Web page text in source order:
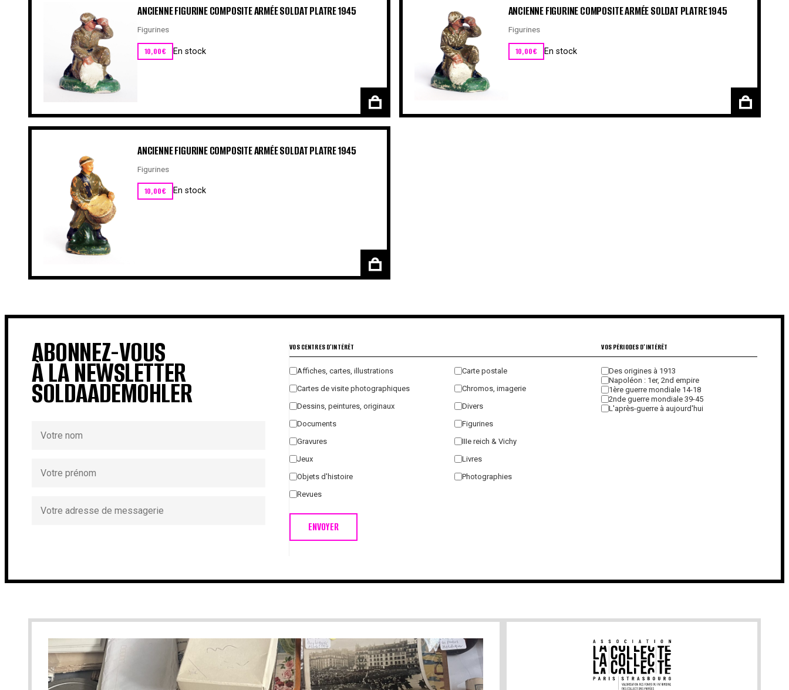
ANCIENNE FIGURINE COMPOSITE ARMÉE SOLDAT PLATRE 1945
Figurines
10,00€ En stock
ANCIENNE FIGURINE COMPOSITE ARMÉE SOLDAT PLATRE 1945
Figurines
10,00€ En stock
ANCIENNE FIGURINE COMPOSITE ARMÉE SOLDAT PLATRE 1945
Figurines
10,00€ En stock
ABONNEZ-VOUS
À LA NEWSLETTER
SOLDAADEMOHLER
VOS CENTRES D'INTÉRÊT
Affiches, cartes, illustrations
Carte postale
Cartes de visite photographiques
Chromos, imagerie
Dessins, peintures, originaux
Divers
Documents
Figurines
Gravures
IIIe reich & Vichy
Jeux
Livres
Objets d'histoire
Photographies
Revues
ENVOYER
VOS PÉRIODES D'INTÉRÊT
Des origines à 1913
Napoléon : 1er, 2nd empire
1ère guerre mondiale 14-18
2nde guerre mondiale 39-45
L'après-guerre à aujourd'hui